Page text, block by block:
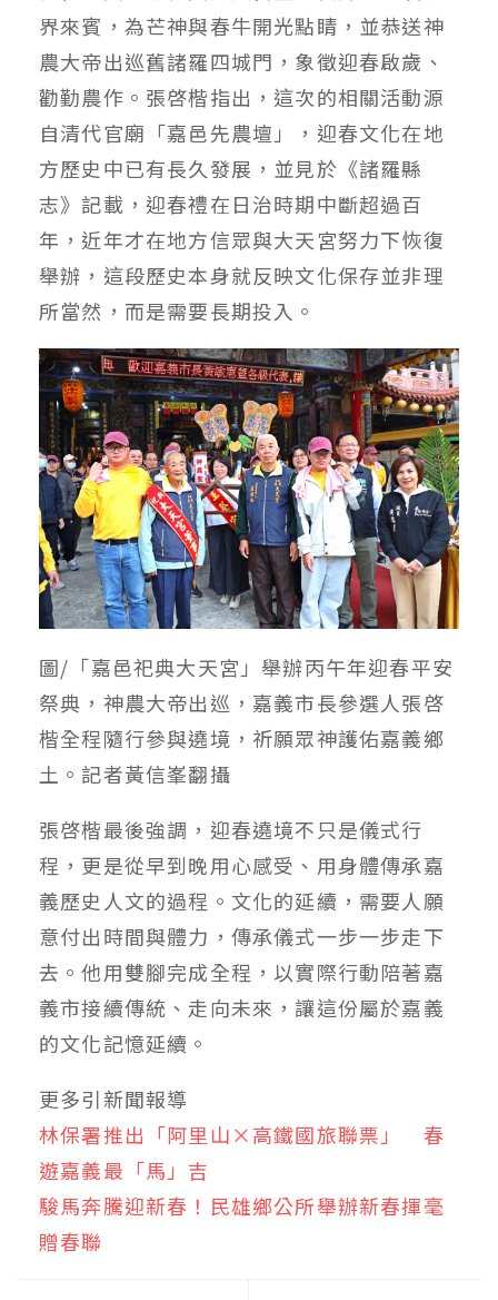
界來賓，為芒神與春牛開光點睛，並恭送神
農大帝出巡舊諸羅四城門，象徵迎春啟歲、
勸勤農作。張啓楷指出，這次的相關活動源
自清代官廟「嘉邑先農壇」，迎春文化在地
方歷史中已有長久發展，並見於《諸羅縣
志》記載，迎春禮在日治時期中斷超過百
年，近年才在地方信眾與大天宮努力下恢復
舉辦，這段歷史本身就反映文化保存並非理
所當然，而是需要長期投入。
圖/「嘉邑祀典大天宮」舉辦丙午年迎春平安
祭典，神農大帝出巡，嘉義市長參選人張啓
楷全程隨行參與遶境，祈願眾神護佑嘉義鄉
土。記者黃信峯翻攝
張啓楷最後強調，迎春遶境不只是儀式行
程，更是從早到晚用心感受、用身體傳承嘉
義歷史人文的過程。文化的延續，需要人願
意付出時間與體力，傳承儀式一步一步走下
去。他用雙腳完成全程，以實際行動陪著嘉
義市接續傳統、走向未來，讓這份屬於嘉義
的文化記憶延續。
更多引新聞報導
林保署推出「阿里山×高鐵國旅聯票」 春
遊嘉義最「馬」吉
駿馬奔騰迎新春！民雄鄉公所舉辦新春揮毫
贈春聯